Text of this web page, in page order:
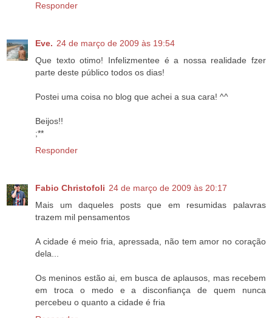
Responder
Eve. 24 de março de 2009 às 19:54
Que texto otimo! Infelizmentee é a nossa realidade fzer
parte deste público todos os dias!
Postei uma coisa no blog que achei a sua cara! ^^
Beijos!!
;**
Responder
Fabio Christofoli 24 de março de 2009 às 20:17
Mais um daqueles posts que em resumidas palavras
trazem mil pensamentos
A cidade é meio fria, apressada, não tem amor no coração
dela...
Os meninos estão ai, em busca de aplausos, mas recebem
em troca o medo e a disconfiança de quem nunca
percebeu o quanto a cidade é fria